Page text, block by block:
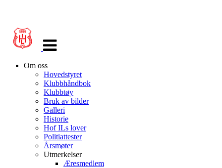
navigasjon
Om oss
Hovedstyret
Klubbhåndbok
Klubbtøy
Bruk av bilder
Galleri
Historie
Hof ILs lover
Politiattester
Årsmøter
Utmerkelser
Æresmedlem